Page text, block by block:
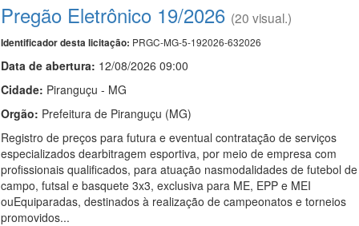
Pregão Eletrônico 19/2026 (20 visual.)
Identificador desta licitação: PRGC-MG-5-192026-632026
Data de abertura: 12/08/2026 09:00
Cidade: Piranguçu - MG
Orgão: Prefeitura de Piranguçu (MG)
Registro de preços para futura e eventual contratação de serviços
especializados dearbitragem esportiva, por meio de empresa com
profissionais qualificados, para atuação nasmodalidades de futebol de
campo, futsal e basquete 3x3, exclusiva para ME, EPP e MEI
ouEquiparadas, destinados à realização de campeonatos e torneios
promovidos...